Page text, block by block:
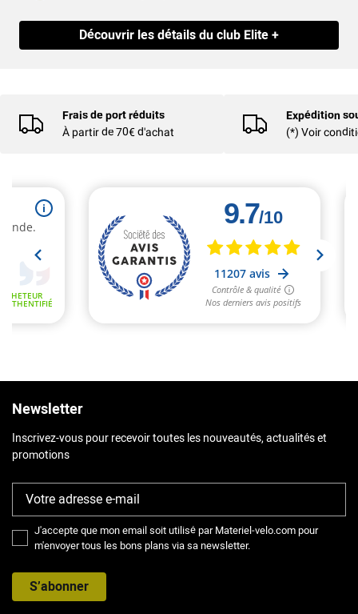
Découvrir les détails du club Elite +
Frais de port réduits
À partir de 70€ d'achat
Expédition
(*) Voir
Newsletter
Inscrivez-vous pour recevoir toutes les nouveautés, actualités et
promotions
J'accepte que mon email soit utilisé par Materiel-velo.com pour
m'envoyer tous les bons plans via sa newsletter.
S’abonner